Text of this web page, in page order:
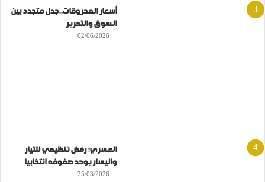
أسعار المحروقات..جدل متجدد بين
السوق والتحرير
02/06/2026
العسري: رفض تنظيمي للتيار
واليسار يوحد صفوفه انتخابيا
25/03/2026